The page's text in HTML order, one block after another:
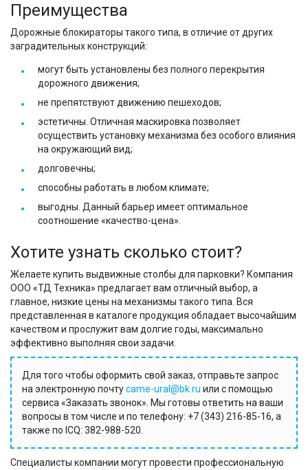
Преимущества
Дорожные блокираторы такого типа, в отличие от других
заградительных конструкций:
могут быть установлены без полного перекрытия
дорожного движения;
не препятствуют движению пешеходов;
эстетичны. Отличная маскировка позволяет
осуществить установку механизма без особого влияния
на окружающий вид;
долговечны;
способны работать в любом климате;
выгодны. Данный барьер имеет оптимальное
соотношение «качество-цена».
Хотите узнать сколько стоит?
Желаете купить выдвижные столбы для парковки? Компания
ООО «ТД Техника» предлагает вам отличный выбор, а
главное, низкие цены на механизмы такого типа. Вся
представленная в каталоге продукция обладает высочайшим
качеством и прослужит вам долгие годы, максимально
эффективно выполняя свои задачи.
Для того чтобы оформить свой заказ, отправьте запрос
на электронную почтуcame-ural@bk.ru или с помощью
сервиса «Заказать звонок». Мы готовы ответить на ваши
вопросы в том числе и по телефону: +7 (343) 216-85-16, а
также по ICQ: 382-988-520.
Специалисты компании могут провести профессиональную